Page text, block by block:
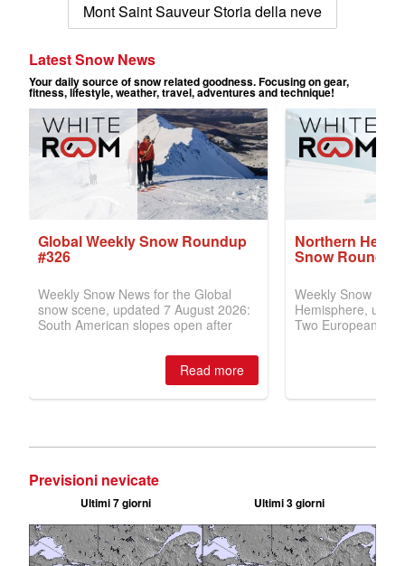
Mont Saint Sauveur Storia della neve
Previsioni nevicate
Ultimi 7 giorni Ultimi 3 giorni